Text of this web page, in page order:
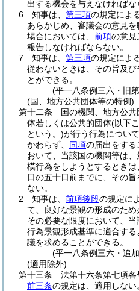
出する機会を与えなければな
6
知事は、 第三項の規定によ
あらかじめ、審議会の意見を
場合においては、 前項の意見
報告しなければならない。
7
知事は、 第三項の規定によ
従わないときは、その旨及
とができる。
(平一八条例三六・旧
(国、地方公共団体等の特例)
第十二条
国の機関、地方公
体若しくは公共的団体(以下
という。)が行う行為について
かわらず、 同項の届出をする
おいて、当該国の機関等は
模行為をしようとするとき
日の五十日前までに、その
ない。
2
知事は、 前項後段の規定に
て、良好な景観の形成のため
その必要な限度において、
行為景観形成基準に適合す
議を求めることができる。
(平一八条例三六・追
(適用除外)
第十三条
法第十六条第七項各
前三条の規定は、適用しない